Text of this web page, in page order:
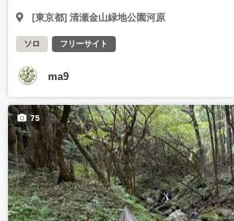
[東京都] 清瀬金山緑地公園河原
ソロ フリーサイト
ma9
75